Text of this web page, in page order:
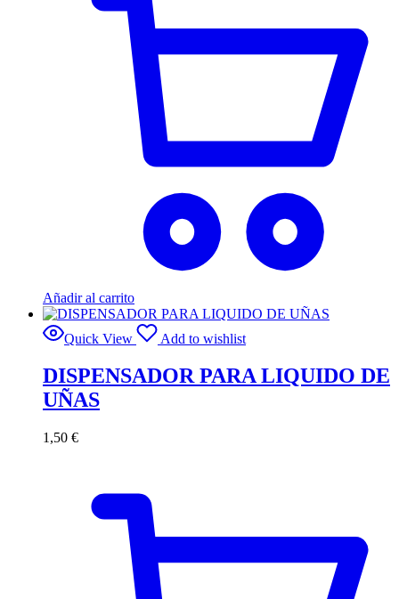
Añadir al carrito
Quick View Add to wishlist
DISPENSADOR PARA LIQUIDO DE
UÑAS
1,50 €